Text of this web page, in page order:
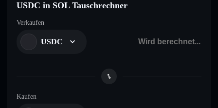
USDC in SOL Tauschrechner
Verkaufen
USDC
Kaufen